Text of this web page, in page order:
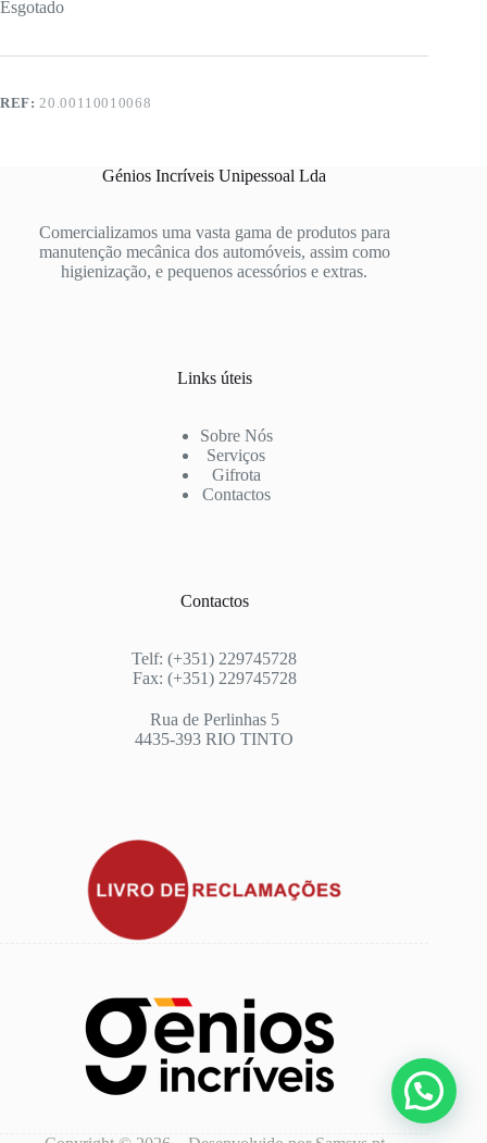
Esgotado
REF: 20.00110010068
Génios Incríveis Unipessoal Lda
Comercializamos uma vasta gama de produtos para
manutenção mecânica dos automóveis, assim como
higienização, e pequenos acessórios e extras.
Links úteis
Sobre Nós
Serviços
Gifrota
Contactos
Contactos
Telf: (+351) 229745728
Fax: (+351) 229745728
Rua de Perlinhas 5
4435-393 RIO TINTO